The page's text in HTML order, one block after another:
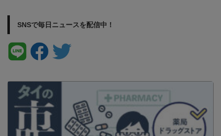
SNSで毎日ニュースを配信中！